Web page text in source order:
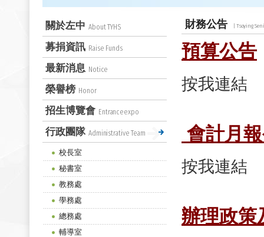
財務公告
預算公告
按我連結
會計月
按我連結
辦理政策
關於左中 About TYHS
募捐資訊 Raise Funds
最新消息 Notice
榮譽榜 Honor
招生博覽會 Entranceexpo
行政團隊 Administrative Team
校長室
秘書室
教務處
學務處
總務處
輔導室